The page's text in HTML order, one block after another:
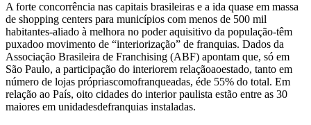
A forte concorrência nas capitais brasileiras e a ida quase em massa
de shopping centers para municípios com menos de 500 mil
habitantes-aliado à melhora no poder aquisitivo da população-têm
puxadoo movimento de “interiorização” de franquias. Dados da
Associação Brasileira de Franchising (ABF) apontam que, só em
São Paulo, a participação do interiorem relaçãoaoestado, tanto em
número de lojas própriascomofranqueadas, éde 55% do total. Em
relação ao País, oito cidades do interior paulista estão entre as 30
maiores em unidadesdefranquias instaladas.